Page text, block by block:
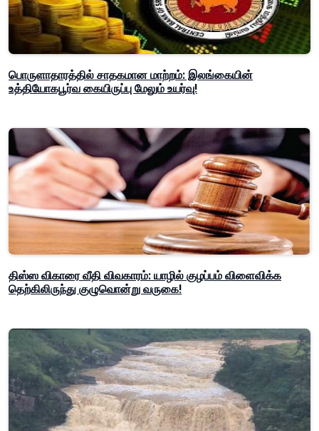
பொருளாதாரத்தில் சாதகமான மாற்றம்: இலங்கையின்
உத்தியோகபூர்வ கையிருப்பு மேலும் உயர்வு!
திஸ்ஸ விகாரை வீதி விவகாரம்: யாழில் குழப்பம் விளைவிக்க
தெற்கிலிருந்து குழுவொன்று வருகை!